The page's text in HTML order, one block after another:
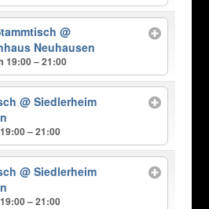
@
Neuhausen
19:00 – 21:00
@ Siedlerheim
– 21:00
@ Siedlerheim
– 21:00